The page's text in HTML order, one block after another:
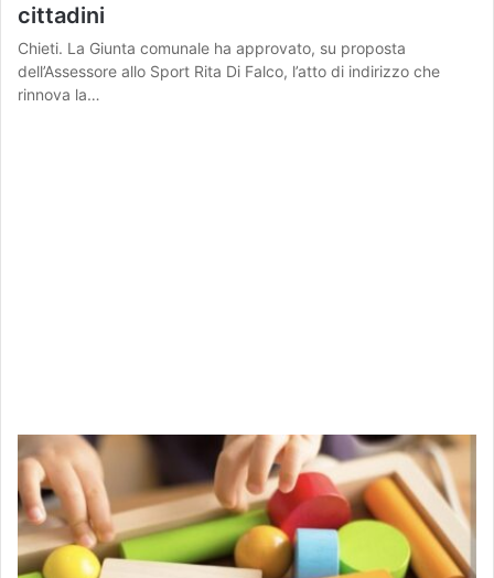
cittadini
Chieti. La Giunta comunale ha approvato, su proposta
dell’Assessore allo Sport Rita Di Falco, l’atto di indirizzo che
rinnova la…